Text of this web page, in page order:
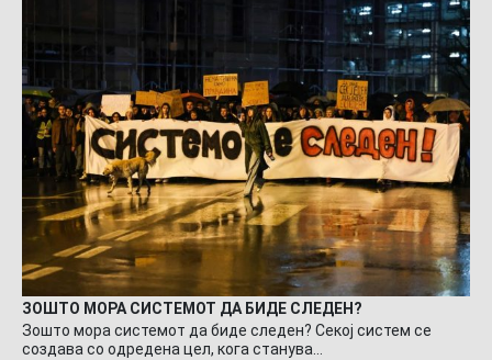
ЗОШТО МОРА СИСТЕМОТ ДА БИДЕ СЛЕДЕН?
Зошто мора системот да биде следен? Секој систем се
создава со одредена цел, кога станува…